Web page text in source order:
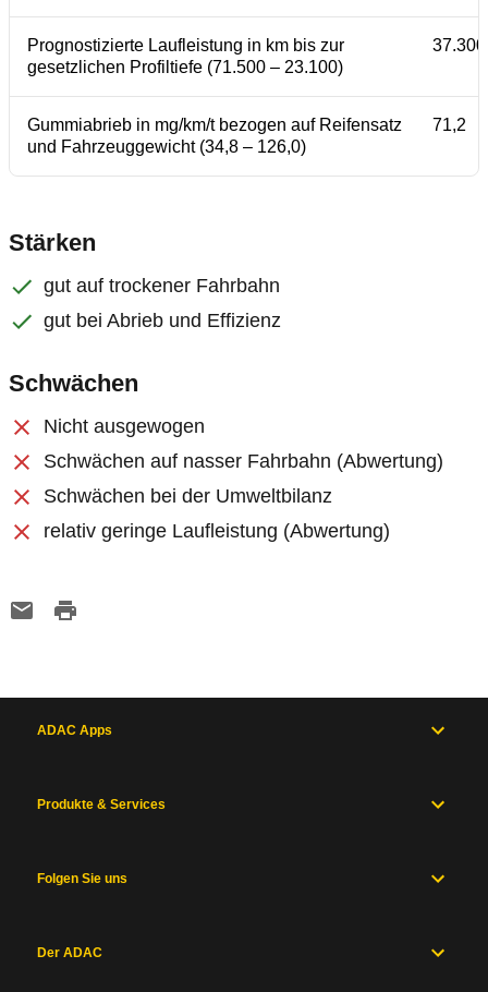
Prognostizierte Laufleistung in km bis zur
gesetzlichen Profiltiefe (71.500 – 23.100)
37.300
Gummiabrieb in mg/km/t bezogen auf Reifensatz
und Fahrzeuggewicht (34,8 – 126,0)
71,2
Stärken
gut auf trockener Fahrbahn
gut bei Abrieb und Effizienz
Schwächen
Nicht ausgewogen
Schwächen auf nasser Fahrbahn (Abwertung)
Schwächen bei der Umweltbilanz
relativ geringe Laufleistung (Abwertung)
ADAC Apps
Produkte & Services
Folgen Sie uns
Der ADAC